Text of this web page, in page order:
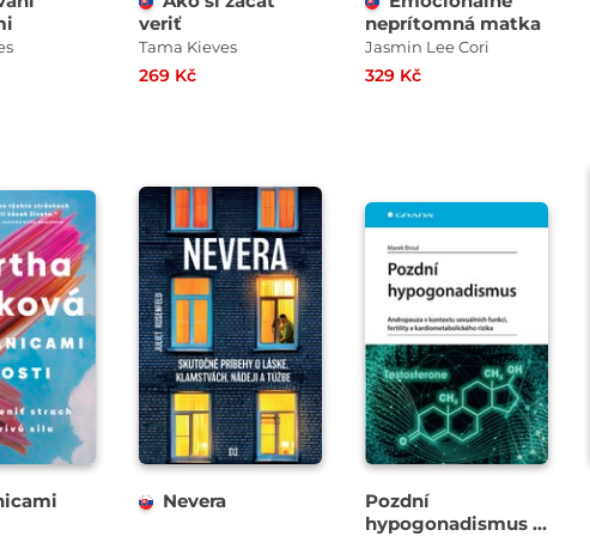
veriť
Tama Kieves
269 Kč
neprítomná matka
Jasmin Lee Cori
329 Kč
Nevera
Pozdní
hypogonadismus -